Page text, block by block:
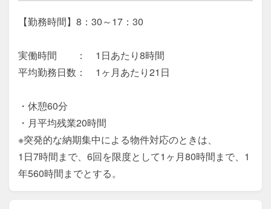
【勤務時間】8：30～17：30
実働時間　　：　1日あたり8時間
平均勤務日数：　1ヶ月あたり21日
・休憩60分
・月平均残業20時間
※突発的な納期集中による物件対応のときは、
1日7時間まで、6回を限度として1ヶ月80時間まで、1
年560時間までとする。